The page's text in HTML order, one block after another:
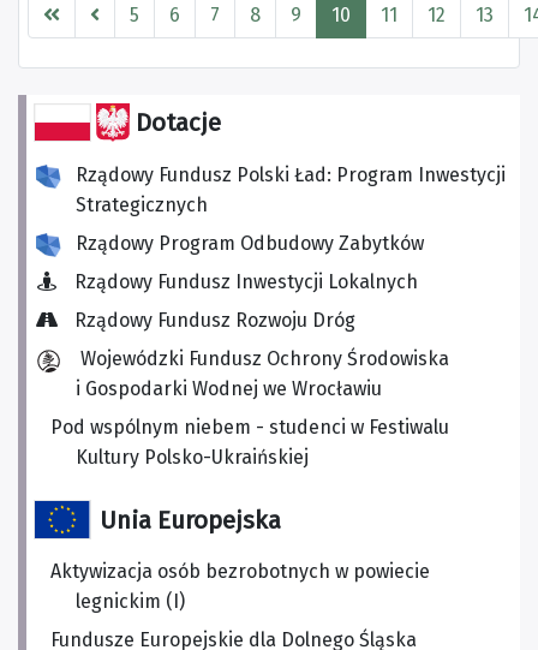
Strona 10 z 223
5 6 7 8 9 10 11 12 13
Dotacje
Rządowy Fundusz Polski Ład: Program Inwestycji
Strategicznych
Rządowy Program Odbudowy Zabytków
Rządowy Fundusz Inwestycji Lokalnych
Rządowy Fundusz Rozwoju Dróg
Wojewódzki Fundusz Ochrony Środowiska
i Gospodarki Wodnej we Wrocławiu
Pod wspólnym niebem - studenci w Festiwalu
Kultury Polsko-Ukraińskiej
Unia Europejska
Aktywizacja osób bezrobotnych w powiecie
legnickim (I)
Fundusze Europejskie dla Dolnego Śląska